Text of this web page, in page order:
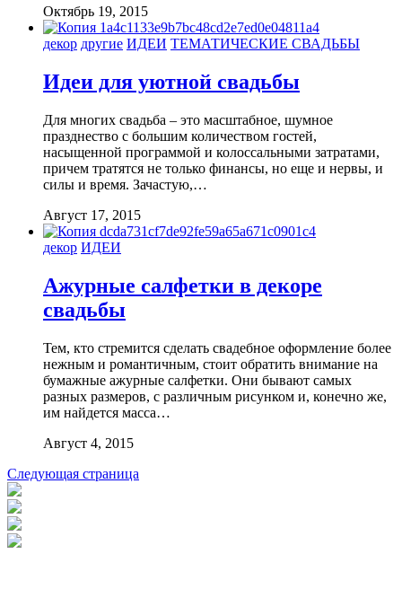
Октябрь 19, 2015
декор другие ИДЕИ ТЕМАТИЧЕСКИЕ СВАДЬБЫ
Идеи для уютной свадьбы
Для многих свадьба – это масштабное, шумное
празднество с большим количеством гостей,
насыщенной программой и колоссальными затратами,
причем тратятся не только финансы, но еще и нервы, и
силы и время. Зачастую,…
Август 17, 2015
декор ИДЕИ
Ажурные салфетки в декоре
свадьбы
Тем, кто стремится сделать свадебное оформление более
нежным и романтичным, стоит обратить внимание на
бумажные ажурные салфетки. Они бывают самых
разных размеров, с различным рисунком и, конечно же,
им найдется масса…
Август 4, 2015
Следующая страница